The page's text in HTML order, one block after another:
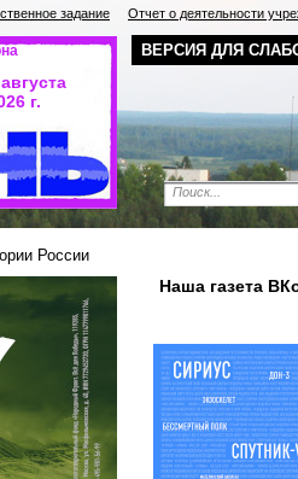
ВЕРСИЯ ДЛЯ
задание Отчет о деятельности
г.
России
Наша газета